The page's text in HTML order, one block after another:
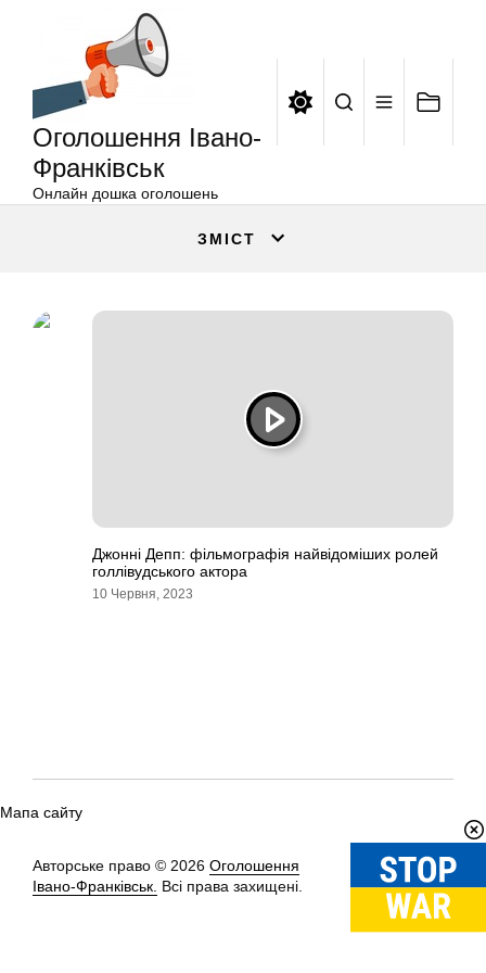
Оголошення Івано-
Франківськ
Онлайн дошка оголошень
ЗМІСТ
Джонні Депп: фільмографія найвідоміших ролей
голлівудського актора
10 Червня, 2023
Мапа сайту
Авторське право © 2026 Оголошення
Івано-Франківськ. Всі права захищені.
Вгору↑